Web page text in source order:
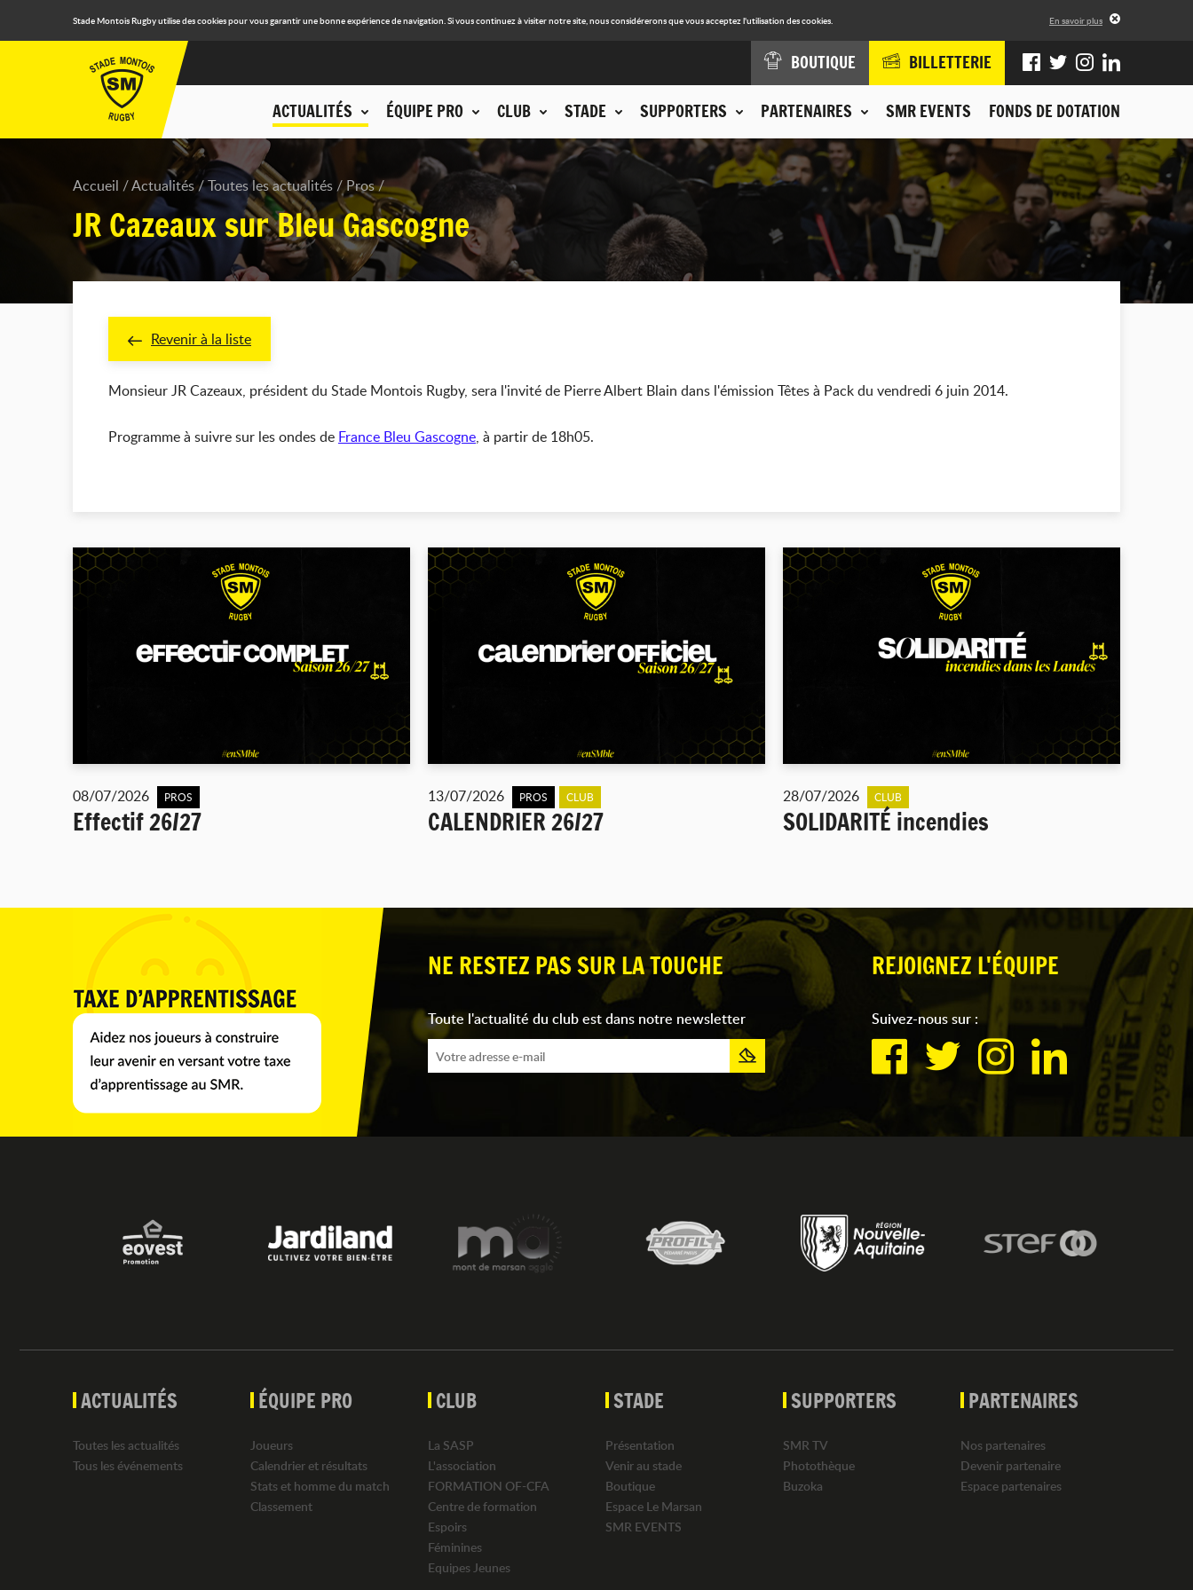
Stade Montois Rugby utilise des cookies pour vous garantir une bonne expérience de navigation. Si vous continuez à visiter notre site, nous considérerons que vous acceptez l'utilisation des cookies. En savoir plus
ACTUALITÉS ÉQUIPE PRO CLUB STADE SUPPORTERS PARTENAIRES SMR EVENTS FONDS DE DOTATION
BOUTIQUE BILLETTERIE
Accueil Actualités Toutes les actualités Pros
JR Cazeaux sur Bleu Gascogne
Revenir à la liste
Monsieur JR Cazeaux, président du Stade Montois Rugby, sera l'invité de Pierre Albert Blain dans l'émission Têtes à Pack du vendredi 6 juin 2014.
Programme à suivre sur les ondes de France Bleu Gascogne, à partir de 18h05.
08/07/2026 PROS
Effectif 26/27
13/07/2026 PROS CLUB
CALENDRIER 26/27
28/07/2026 CLUB
SOLIDARITÉ incendies
NE RESTEZ PAS SUR LA TOUCHE
Toute l'actualité du club est dans notre newsletter
REJOIGNEZ L'ÉQUIPE
Suivez-nous sur :
ACTUALITÉS
Toutes les actualités
Tous les événements
ÉQUIPE PRO
Joueurs
Calendrier et résultats
Stats et homme du match
Classement
CLUB
La SASP
L'association
FORMATION OF-CFA
Centre de formation
Espoirs
Féminines
Equipes Jeunes
STADE
Présentation
Venir au stade
Boutique
Espace Le Marsan
SMR EVENTS
SUPPORTERS
SMR TV
Photothèque
Buzoka
PARTENAIRES
Nos partenaires
Devenir partenaire
Espace partenaires